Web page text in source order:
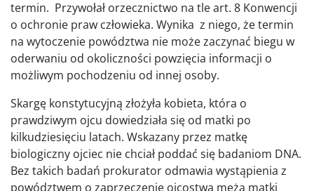
termin. Przywołał orzecznictwo na tle art. 8 Konwencji
o ochronie praw człowieka. Wynika z niego, że termin
na wytoczenie powództwa nie może zaczynać biegu w
oderwaniu od okoliczności powzięcia informacji o
możliwym pochodzeniu od innej osoby.
Skargę konstytucyjną złożyła kobieta, która o
prawdziwym ojcu dowiedziała się od matki po
kilkudziesięciu latach. Wskazany przez matkę
biologiczny ojciec nie chciał poddać się badaniom DNA.
Bez takich badań prokurator odmawia wystąpienia z
powództwem o zaprzeczenie ojcostwa męża matki